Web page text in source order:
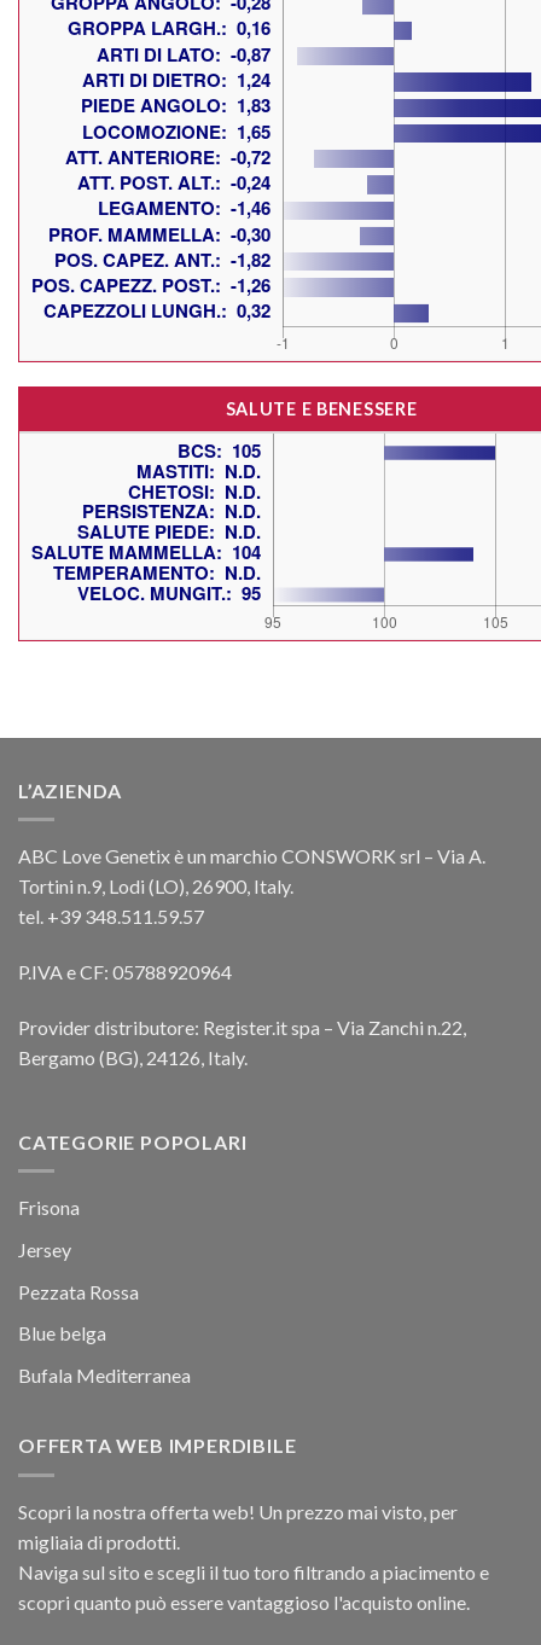
SALUTE E BENESSERE
L’AZIENDA
ABC Love Genetix è un marchio CONSWORK srl – Via A.
Tortini n.9, Lodi (LO), 26900, Italy.
tel. +39 348.511.59.57
P.IVA e CF: 05788920964
Provider distributore: Register.it spa – Via Zanchi n.22,
Bergamo (BG), 24126, Italy.
CATEGORIE POPOLARI
Frisona
Jersey
Pezzata Rossa
Blue belga
Bufala Mediterranea
OFFERTA WEB IMPERDIBILE
Scopri la nostra offerta web! Un prezzo mai visto, per
migliaia di prodotti.
Naviga sul sito e scegli il tuo toro filtrando a piacimento e
scopri quanto può essere vantaggioso l'acquisto online.